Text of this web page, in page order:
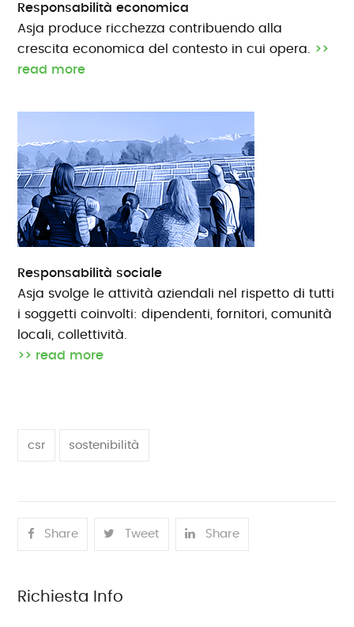
Responsabilità economica
Asja produce ricchezza contribuendo alla
crescita economica del contesto in cui opera. >>
read more
Responsabilità sociale
Asja svolge le attività aziendali nel rispetto di tutti
i soggetti coinvolti: dipendenti, fornitori, comunità
locali, collettività.
>> read more
csr sostenibilità
Share Tweet Share
Richiesta Info